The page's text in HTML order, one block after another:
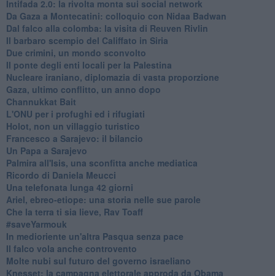
Intifada 2.0: la rivolta monta sui social network
Da Gaza a Montecatini: colloquio con Nidaa Badwan
Dal falco alla colomba: la visita di Reuven Rivlin
Il barbaro scempio del Califfato in Siria
Due crimini, un mondo sconvolto
Il ponte degli enti locali per la Palestina
Nucleare iraniano, diplomazia di vasta proporzione
Gaza, ultimo conflitto, un anno dopo
Channukkat Bait
L'ONU per i profughi ed i rifugiati
Holot, non un villaggio turistico
Francesco a Sarajevo: il bilancio
Un Papa a Sarajevo
Palmira all'Isis, una sconfitta anche mediatica
Ricordo di Daniela Meucci
​Una telefonata lunga 42 giorni
​Ariel, ebreo-etiope: una storia nelle sue parole
Che la terra ti sia lieve, Rav Toaff
​#saveYarmouk
​In medioriente un'altra Pasqua senza pace
​Il falco vola anche controvento
Molte nubi sul futuro del governo israeliano
Knesset: la campagna elettorale approda da Obama